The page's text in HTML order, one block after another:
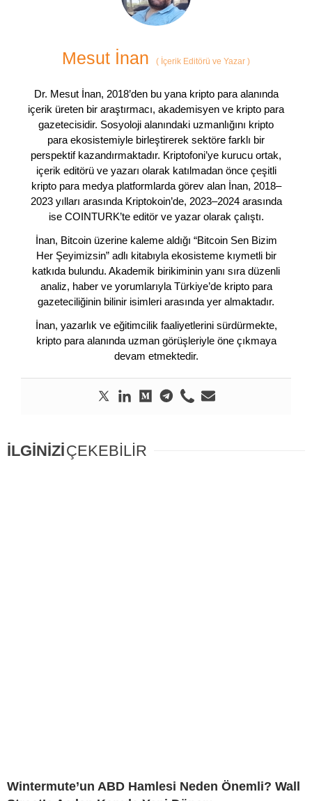
Mesut İnan ( İçerik Editörü ve Yazar )
Dr. Mesut İnan, 2018’den bu yana kripto para alanında
içerik üreten bir araştırmacı, akademisyen ve kripto para
gazetecisidir. Sosyoloji alanındaki uzmanlığını kripto
para ekosistemiyle birleştirerek sektöre farklı bir
perspektif kazandırmaktadır. Kriptofoni’ye kurucu ortak,
içerik editörü ve yazarı olarak katılmadan önce çeşitli
kripto para medya platformlarda görev alan İnan, 2018–
2023 yılları arasında Kriptokoin’de, 2023–2024 arasında
ise COINTURK’te editör ve yazar olarak çalıştı.
İnan, Bitcoin üzerine kaleme aldığı “Bitcoin Sen Bizim
Her Şeyimizsin” adlı kitabıyla ekosisteme kıymetli bir
katkıda bulundu. Akademik birikiminin yanı sıra düzenli
analiz, haber ve yorumlarıyla Türkiye’de kripto para
gazeteciliğinin bilinir isimleri arasında yer almaktadır.
İnan, yazarlık ve eğitimcilik faaliyetlerini sürdürmekte,
kripto para alanında uzman görüşleriyle öne çıkmaya
devam etmektedir.
İLGİNİZİÇEKEBİLİR
Wintermute’un ABD Hamlesi Neden Önemli? Wall